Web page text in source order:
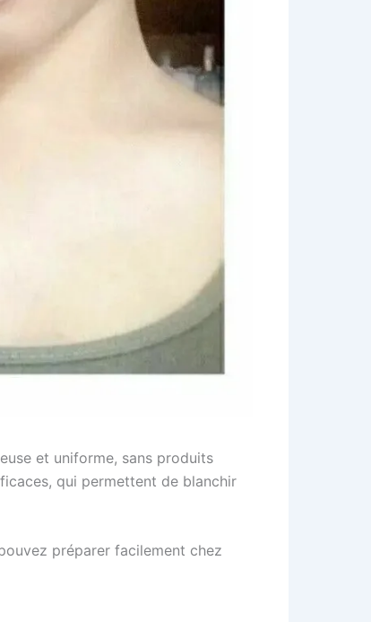
et uniforme, sans produits
qui permettent de blanchir
préparer facilement chez